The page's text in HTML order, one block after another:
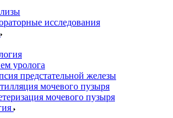
исследования
уролога
предстательной железы
мочевого пузыря
мочевого пузыря